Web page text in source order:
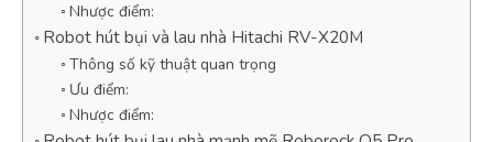
Nhược điểm:
Robot hút bụi và lau nhà Hitachi RV-X20M
Thông số kỹ thuật quan trọng
Ưu điểm:
Nhược điểm: